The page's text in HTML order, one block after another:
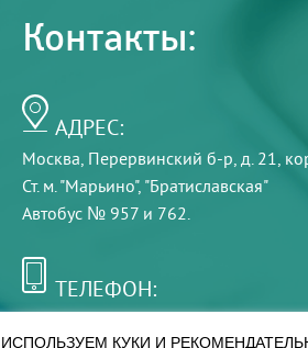
Контакты:
АДРЕС:
Москва, Перервинский б-р, д. 21,
Ст. м. "Марьино", "Братиславская"
Автобус № 957 и 762.
ТЕЛЕФОН:
ИСПОЛЬЗУЕМ КУКИ И